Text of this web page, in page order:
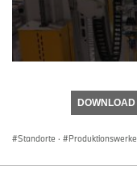
DOWNLOAD
Standorte · Produktionswerke